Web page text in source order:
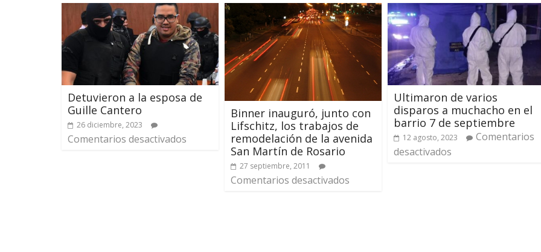
Detuvieron a la esposa de
Guille Cantero
26 diciembre, 2023
Comentarios desactivados
Binner inauguró, junto con
Lifschitz, los trabajos de
remodelación de la avenida
San Martín de Rosario
27 septiembre, 2011
Comentarios desactivados
Ultimaron de varios
disparos a muchacho en el
barrio 7 de septiembre
12 agosto, 2023
Comentarios
desactivados